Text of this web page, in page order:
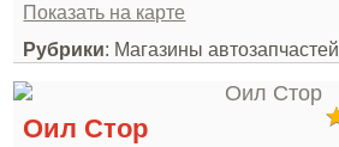
Показать на карте
Рубрики: Магазины автозапчастей
Оил Стор